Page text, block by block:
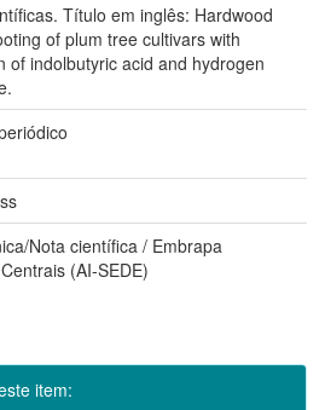
Título em inglês: Hardwood
of plum tree cultivars with
of indolbutyric acid and hydrogen
Nota científica / Embrapa
(AI-SEDE)
item: